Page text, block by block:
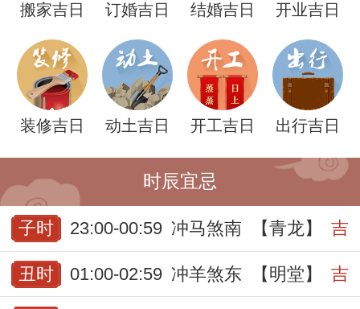
搬家吉日 订婚吉日 结婚吉日 开业吉日
装修吉日 动土吉日 开工吉日 出行吉日
时辰宜忌
子时 23:00-00:59 冲马煞南 【青龙】 吉
丑时 01:00-02:59 冲羊煞东 【明堂】 吉